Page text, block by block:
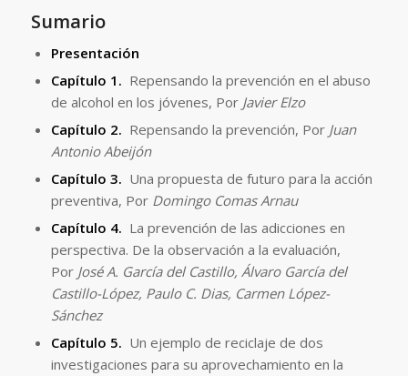
Sumario
Presentación
Capítulo 1. Repensando la prevención en el abuso
de alcohol en los jóvenes, Por Javier Elzo
Capítulo 2. Repensando la prevención, Por Juan
Antonio Abeijón
Capítulo 3. Una propuesta de futuro para la acción
preventiva, Por Domingo Comas Arnau
Capítulo 4. La prevención de las adicciones en
perspectiva. De la observación a la evaluación,
Por José A. García del Castillo, Álvaro García del
Castillo-López, Paulo C. Dias, Carmen López-
Sánchez
Capítulo 5. Un ejemplo de reciclaje de dos
investigaciones para su aprovechamiento en la